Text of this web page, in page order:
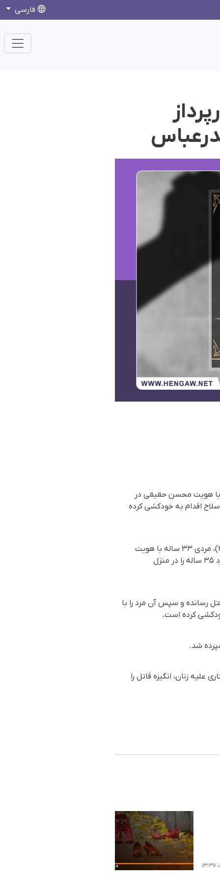
فارسی
با هویت محسن حقیقی در
اقدام به خودکشی کرده
بر اساس گزارش رسیده به سازمان حقوق بشری هه‌نگاو، شامگاه جمعه ٧ آذر ماه ۱۴۰۴(٢٨ نوامبر ٢٠٢۵)، مردی ۳۳ ساله با هویت
محسن حقیقی با استفاده از اسلحە کلت کمری، همسر ۳۰ ساله خود با هویت فاطمە کارپرداز، و یک مرد ۳۵ ساله را در منزل
رسانده و سپس آن مرد را با
کردە است.
شد.
زنان، انگیزه قاتل را